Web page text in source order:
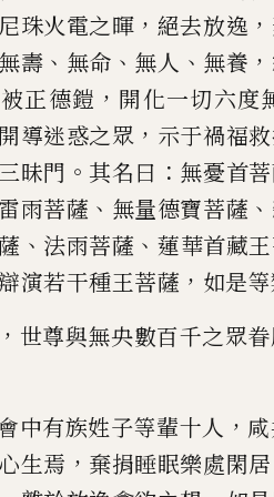
珠火電之暉 ， 絕去放逸 ，
壽 、 無命 、 無人 、 無養 ，
被正德鎧 ， 開化一切六度
導迷惑之眾 ， 示于禍福救
昧門 。其名曰 ： 無憂首
雨菩薩 、 無量德寶菩薩 、
、 法雨菩薩 、 蓮華首藏
演若干種王菩薩 ， 如是
世尊與無央數百千之眾
中有族姓子等輩十人 ，
生焉 ， 棄捐睡眠樂處閑居